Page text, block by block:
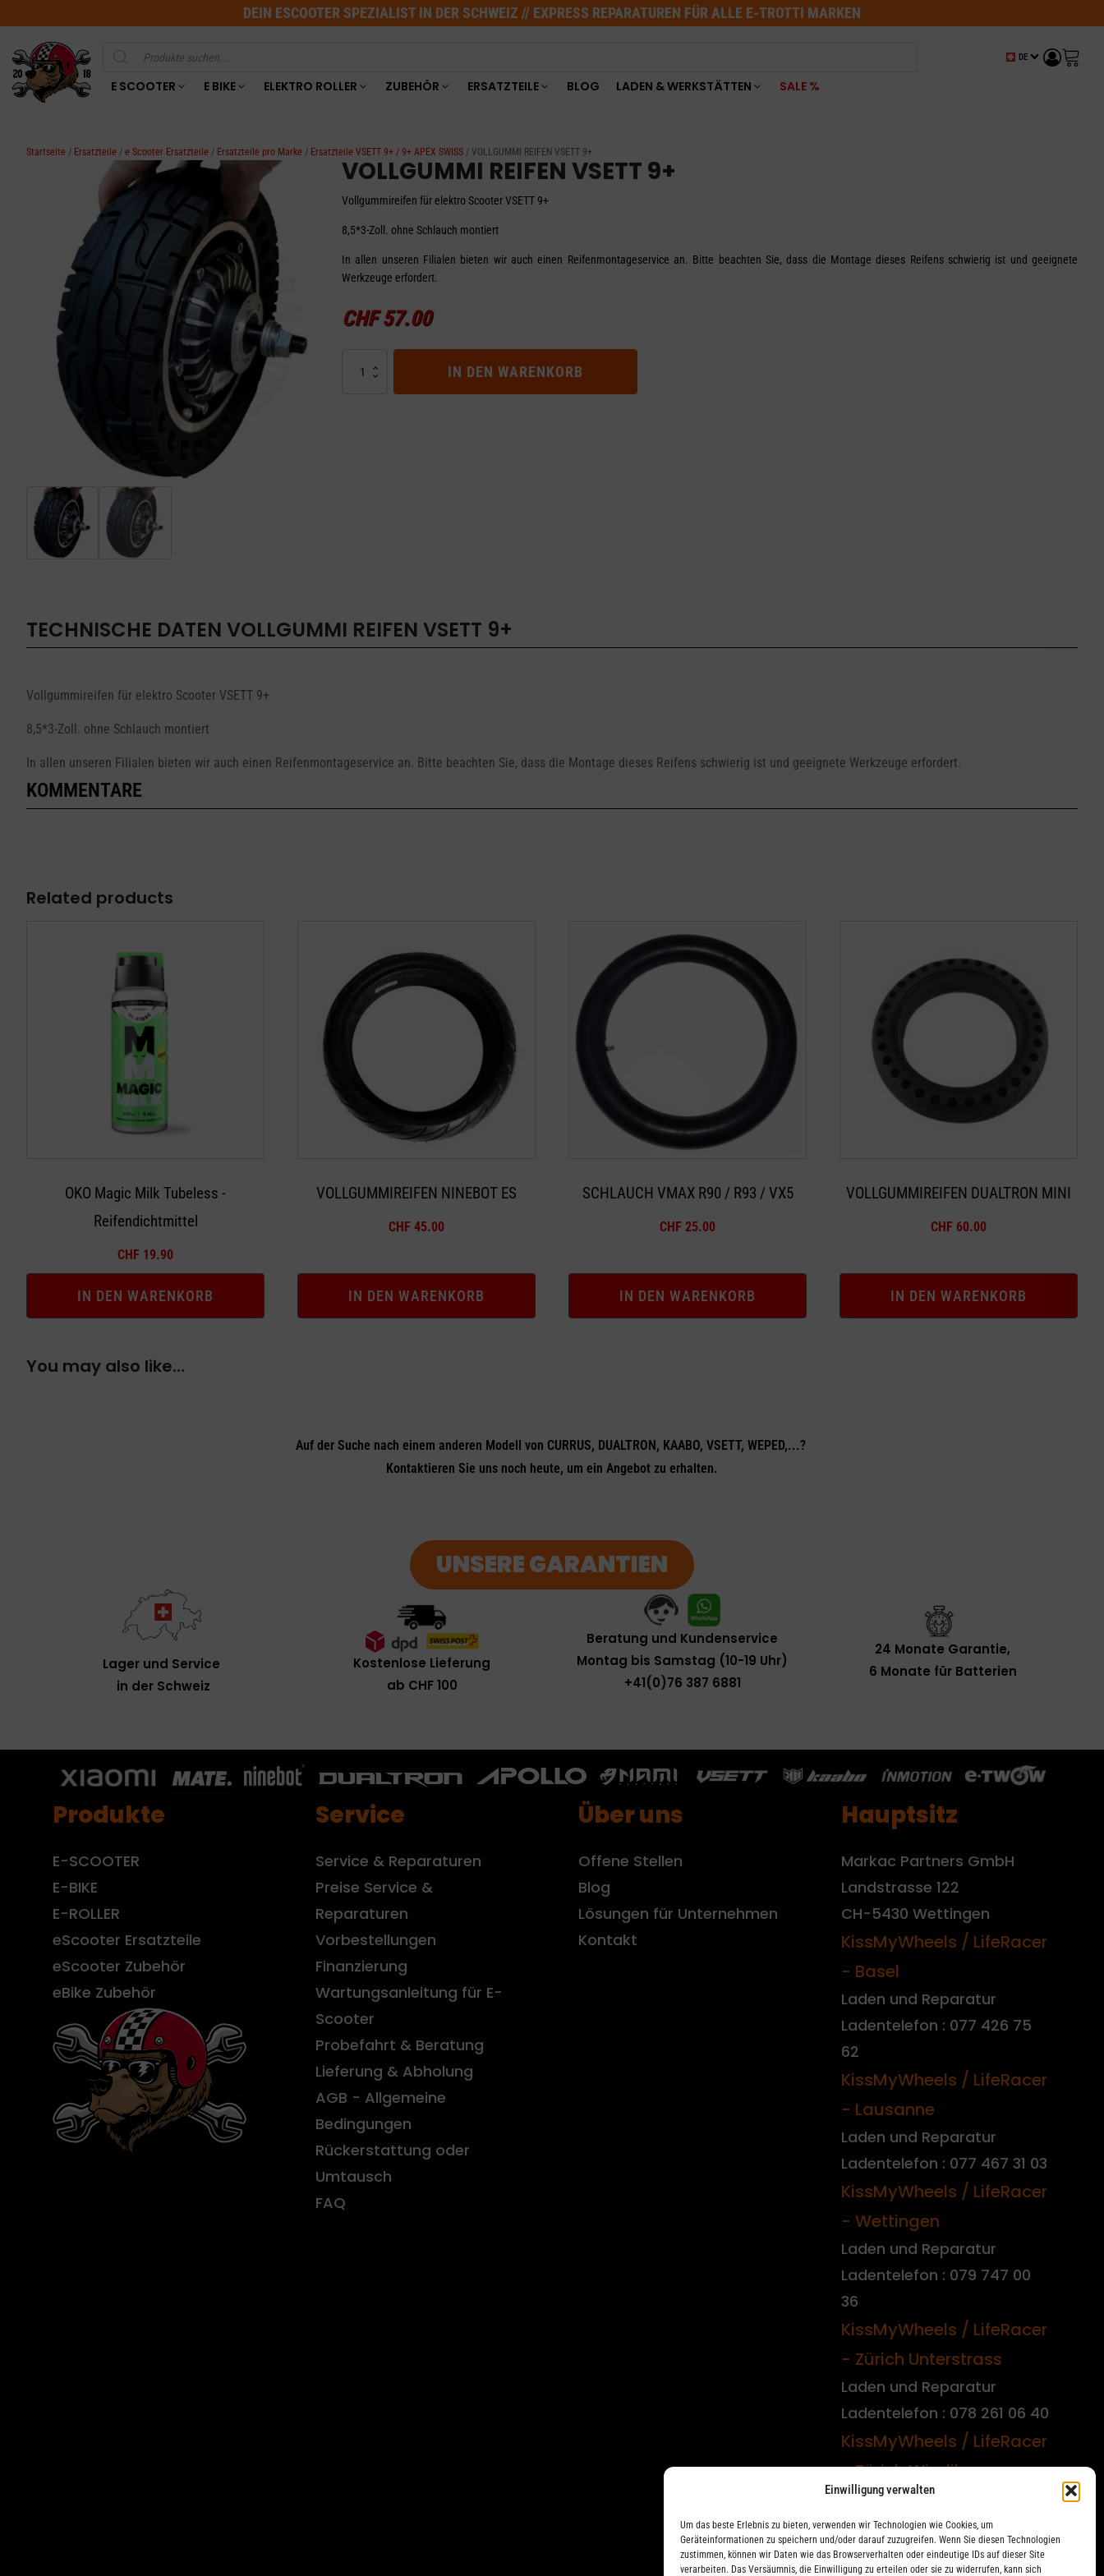
Einwilligung verwalten
Um das beste Erlebnis zu bieten, verwenden wir Technologien wie Cookies, um
Geräteinformationen zu speichern und/oder darauf zuzugreifen. Wenn Sie diesen Technologien
zustimmen, können wir Daten wie das Browserverhalten oder eindeutige IDs auf dieser Site
verarbeiten. Das Versäumnis, die Einwilligung zu erteilen oder sie zu widerrufen, kann sich
DEIN ESCOOTER SPEZIALIST IN DER SCHWEIZ // EXPRESS REPARATUREN FÜR ALLE E-TROTTI MARKEN
Products
DE
E SCOOTER E BIKE ELEKTRO ROLLER ZUBEHÖR ERSATZTEILE BLOG LADEN & WERKSTÄTTEN SALE %
Startseite / Ersatzteile / e Scooter Ersatzteile / Ersatzteile pro Marke / Ersatzteile VSETT 9+ / 9+ APEX SWISS / VOLLGUMMI REIFEN VSETT 9+
VOLLGUMMI REIFEN VSETT 9+
Vollgummireifen für elektro Scooter VSETT 9+
8,5*3-Zoll. ohne Schlauch montiert
In allen unseren Filialen bieten wir auch einen Reifenmontageservice an. Bitte beachten Sie, dass die Montage dieses Reifens schwierig ist und geeignete
Werkzeuge erfordert.
CHF57.00
VOLLGUMMI
IN DEN WARENKORB
TECHNISCHE DATEN VOLLGUMMI REIFEN VSETT 9+
Vollgummireifen für elektro Scooter VSETT 9+
8,5*3-Zoll. ohne Schlauch montiert
In allen unseren Filialen bieten wir auch einen Reifenmontageservice an. Bitte beachten Sie, dass die Montage dieses Reifens schwierig ist und geeignete Werkzeuge erfordert.
KOMMENTARE
Related products
OKO Magic Milk Tubeless -
Reifendichtmittel
CHF 19.90
IN DEN WARENKORB
VOLLGUMMIREIFEN NINEBOT ES
CHF 45.00
IN DEN WARENKORB
SCHLAUCH VMAX R90 / R93 / VX5
CHF 25.00
IN DEN WARENKORB
VOLLGUMMIREIFEN DUALTRON MINI
CHF 60.00
IN DEN WARENKORB
You may also like…
Auf der Suche nach einem anderen Modell von CURRUS, DUALTRON, KAABO, VSETT, WEPED,...?
Kontaktieren Sie uns noch heute, um ein Angebot zu erhalten.
UNSERE GARANTIEN
Lager und Service
in der Schweiz
Kostenlose Lieferung
ab CHF 100
Beratung und Kundenservice
Montag bis Samstag (10-19 Uhr)
+41(0)76 387 6881
24 Monate Garantie,
6 Monate für Batterien
Produkte
E-SCOOTER
E-BIKE
E-ROLLER
eScooter Ersatzteile
eScooter Zubehör
eBike Zubehör
Service
Service & Reparaturen
Preise Service &
Reparaturen
Vorbestellungen
Finanzierung
Wartungsanleitung für E-
Scooter
Probefahrt & Beratung
Lieferung & Abholung
AGB - Allgemeine
Bedingungen
Rückerstattung oder
Umtausch
FAQ
Über uns
Offene Stellen
Blog
Lösungen für Unternehmen
Kontakt
Hauptsitz
Markac Partners GmbH
Landstrasse 122
CH-5430 Wettingen
KissMyWheels / LifeRacer
- Basel
Laden und Reparatur
Ladentelefon : 077 426 75
62
KissMyWheels / LifeRacer
- Lausanne
Laden und Reparatur
Ladentelefon : 077 467 31 03
KissMyWheels / LifeRacer
- Wettingen
Laden und Reparatur
Ladentelefon : 079 747 00
36
KissMyWheels / LifeRacer
- Zürich Unterstrass
Laden und Reparatur
Ladentelefon : 078 261 06 40
KissMyWheels / LifeRacer
- Zürich Wiedikon
Reparatur
Ladentelefon : 044 594 48
87